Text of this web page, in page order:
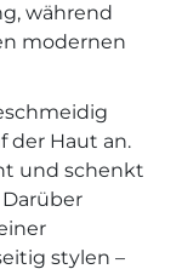
während
modernen
der Haut an.
und schenkt
stylen –